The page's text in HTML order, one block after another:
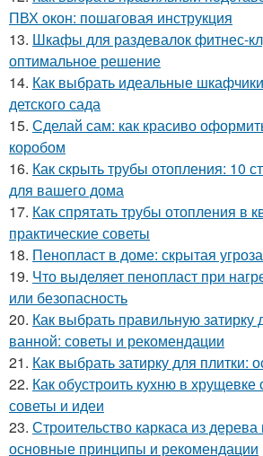
ПВХ окон: пошаговая инструкция
13. Шкафы для раздевалок фитнес-
оптимальное решение
14. Как выбрать идеальные
детского сада
15. Сделай сам: как красиво
коробом
16. Как скрыть трубы отопления: 10
для вашего дома
17. Как спрятать трубы отопления в
практические советы
18. Пенопласт в доме: скрытая
19. Что выделяет пенопласт при
или безопасность
20. Как выбрать правильную затирку
ванной: советы и рекомендации
21. Как выбрать затирку для
22. Как обустроить кухню в хрущевке
советы и идеи
23. Строительство каркаса из дерева
основные принципы и рекомендации